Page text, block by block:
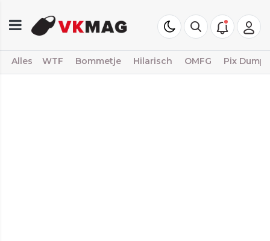
Alles WTF Bommetje Hilarisch OMFG Pix Dump